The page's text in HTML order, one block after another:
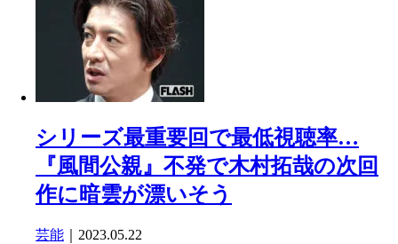
シリーズ最重要回で最低視聴率…
『風間公親』不発で木村拓哉の次回
作に暗雲が漂いそう
芸能 ｜2023.05.22